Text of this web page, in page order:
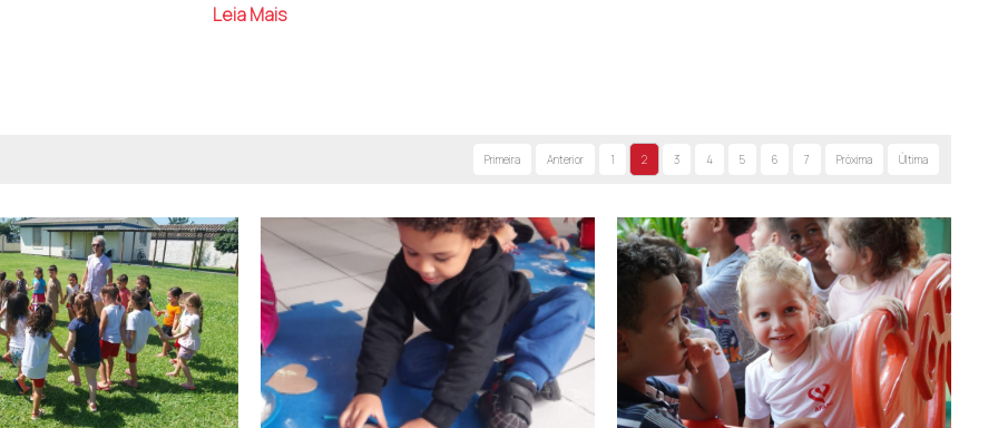
a disponibilidade. Também é possível procurar diretamente o CEI mais próximo para esclarecimentos, das
na tabela abaixo.
às 12h e das 13h às 17h
Leia Mais
Primeira Anterior 1 2 3 4 5 6 7 Próxima Última